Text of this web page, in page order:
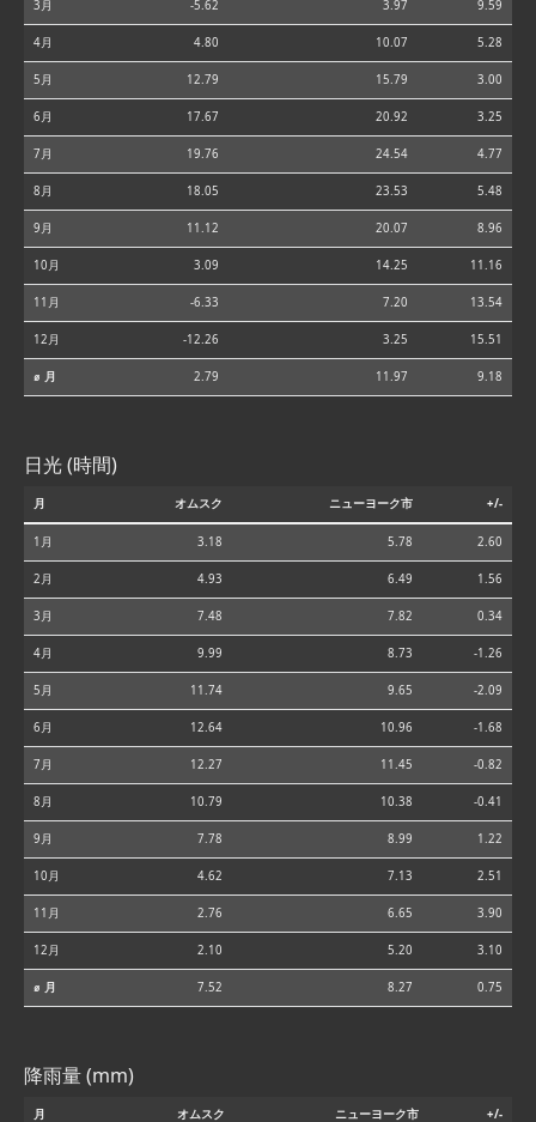
3月 -5.62 3.97 9.59
4月 4.80 10.07 5.28
5月 12.79 15.79 3.00
6月 17.67 20.92 3.25
7月 19.76 24.54 4.77
8月 18.05 23.53 5.48
9月 11.12 20.07 8.96
10月 3.09 14.25 11.16
11月 -6.33 7.20 13.54
12月 -12.26 3.25 15.51
⌀ 月 2.79 11.97 9.18
日光 (時間)
月 オムスク ニューヨーク市 +/-
1月 3.18 5.78 2.60
2月 4.93 6.49 1.56
3月 7.48 7.82 0.34
4月 9.99 8.73 -1.26
5月 11.74 9.65 -2.09
6月 12.64 10.96 -1.68
7月 12.27 11.45 -0.82
8月 10.79 10.38 -0.41
9月 7.78 8.99 1.22
10月 4.62 7.13 2.51
11月 2.76 6.65 3.90
12月 2.10 5.20 3.10
⌀ 月 7.52 8.27 0.75
降雨量 (mm)
月 オムスク ニューヨーク市 +/-